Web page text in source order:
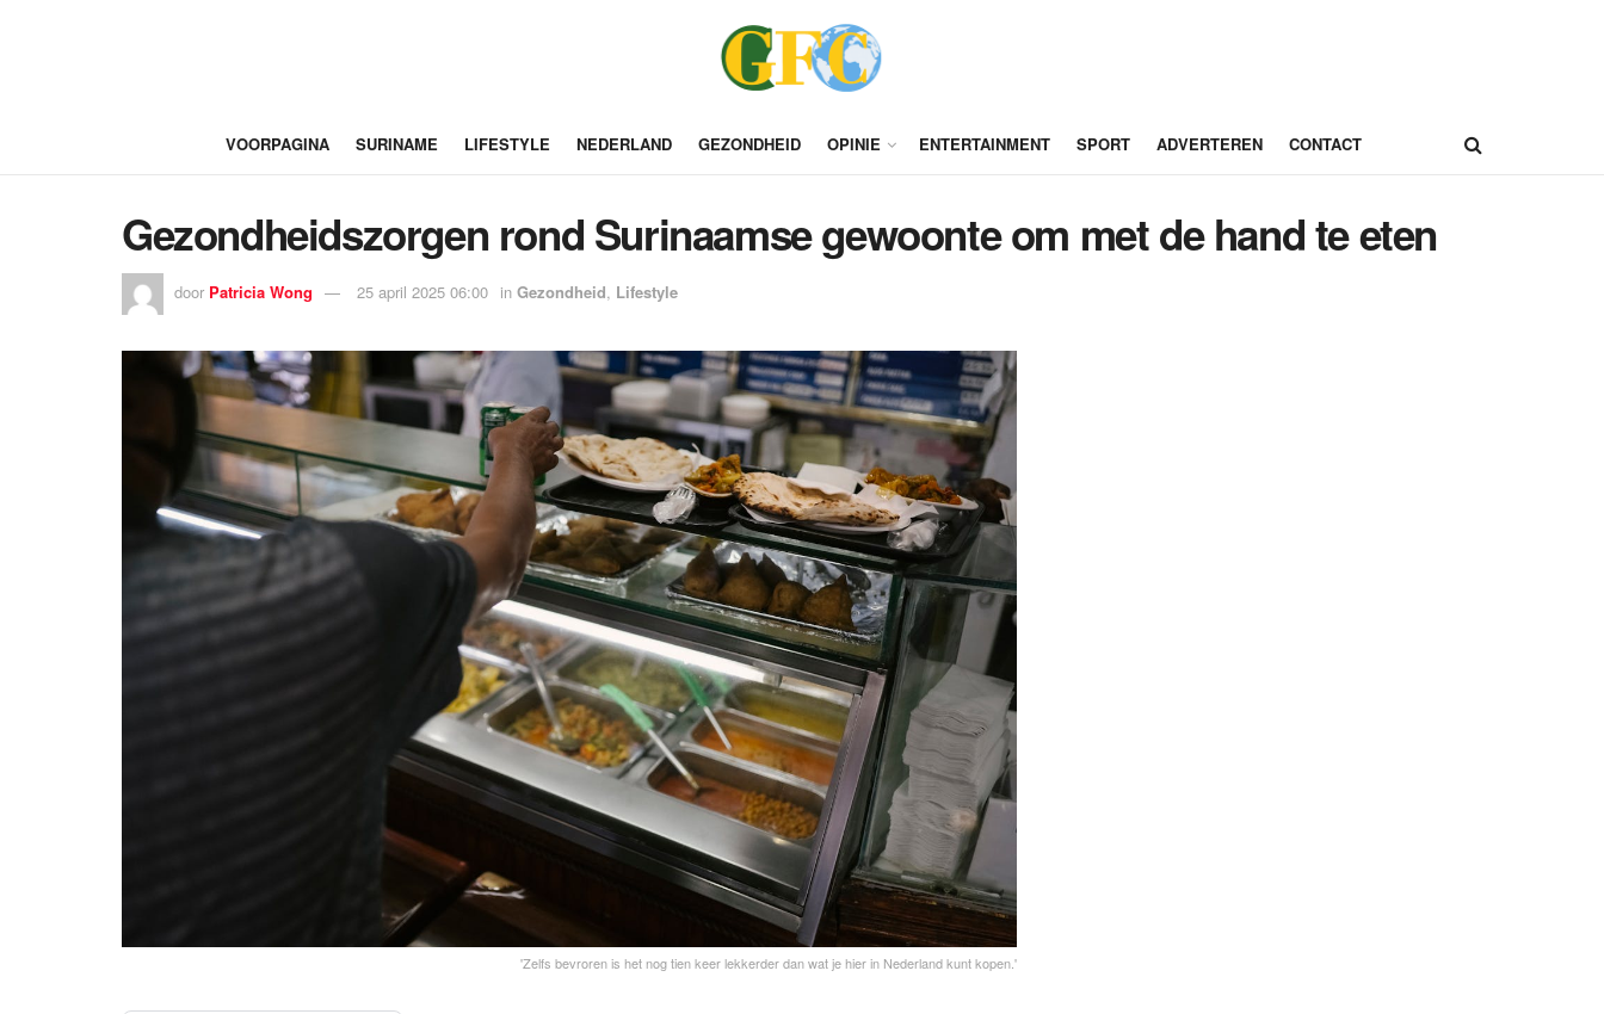
VOORPAGINA SURINAME LIFESTYLE NEDERLAND GEZONDHEID OPINIE ENTERTAINMENT SPORT ADVERTEREN CONTACT
Gezondheidszorgen rond Surinaamse gewoonte om met de hand te eten
door Patricia Wong 25 april 2025 06:00 in Gezondheid, Lifestyle
'Zelfs bevroren is het nog tien keer lekkerder dan wat je hier in Nederland kunt kopen.'